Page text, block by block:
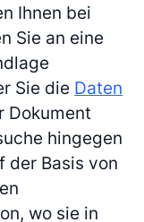
Ihnen bei
Sie an eine
Sie die Daten
Dokument
hingegen
der Basis von
wo sie in